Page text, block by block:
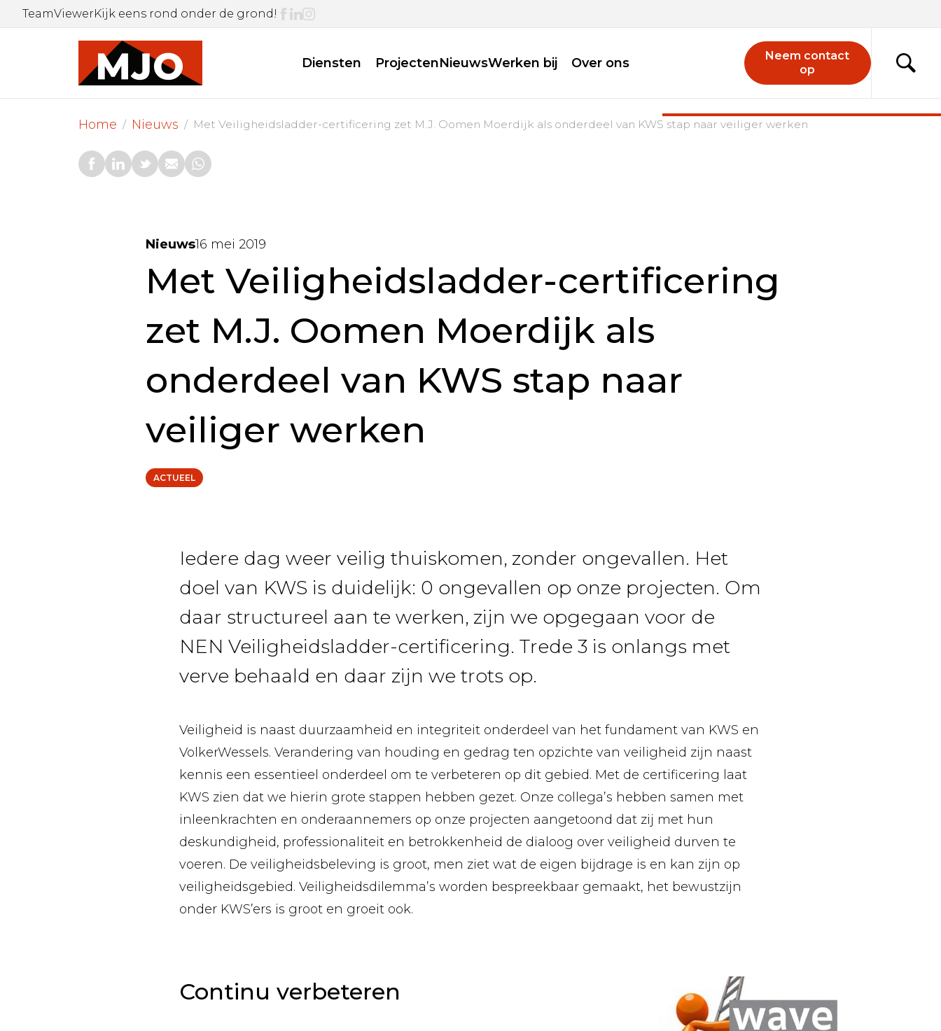
Skip
to
TeamViewerKijk eens rond onder de grond!
Diensten ProjectenNieuwsWerken bij Over ons
Neem contact
op
Home Nieuws Met Veiligheidsladder-certificering zet M.J. Oomen Moerdijk als onderdeel van KWS stap naar veiliger werken
Nieuws16 mei 2019
Met Veiligheidsladder-certificering
zet M.J. Oomen Moerdijk als
onderdeel van KWS stap naar
veiliger werken
ACTUEEL
Iedere dag weer veilig thuiskomen, zonder ongevallen. Het
doel van KWS is duidelijk: 0 ongevallen op onze projecten. Om
daar structureel aan te werken, zijn we opgegaan voor de
NEN Veiligheidsladder-certificering. Trede 3 is onlangs met
verve behaald en daar zijn we trots op.
Veiligheid is naast duurzaamheid en integriteit onderdeel van het fundament van KWS en
VolkerWessels. Verandering van houding en gedrag ten opzichte van veiligheid zijn naast
kennis een essentieel onderdeel om te verbeteren op dit gebied. Met de certificering laat
KWS zien dat we hierin grote stappen hebben gezet. Onze collega’s hebben samen met
inleenkrachten en onderaannemers op onze projecten aangetoond dat zij met hun
deskundigheid, professionaliteit en betrokkenheid de dialoog over veiligheid durven te
voeren. De veiligheidsbeleving is groot, men ziet wat de eigen bijdrage is en kan zijn op
veiligheidsgebied. Veiligheidsdilemma’s worden bespreekbaar gemaakt, het bewustzijn
onder KWS’ers is groot en groeit ook.
Continu verbeteren